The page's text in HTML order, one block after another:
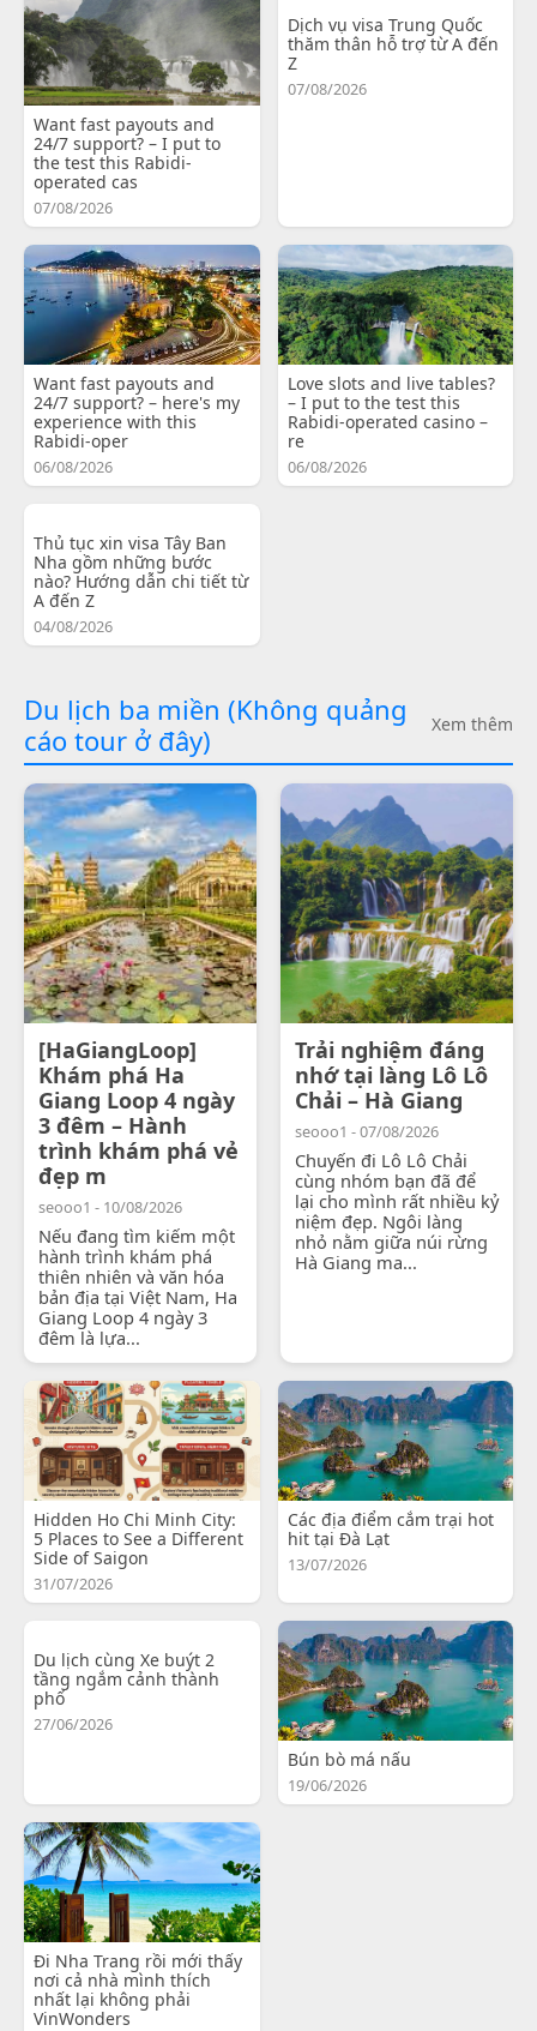
Want fast payouts and
24/7 support? – I put to
the test this Rabidi-
operated cas
07/08/2026
Dịch vụ visa Trung Quốc
thăm thân hỗ trợ từ A đến
Z
07/08/2026
Want fast payouts and
24/7 support? – here's my
experience with this
Rabidi-oper
06/08/2026
Love slots and live tables?
– I put to the test this
Rabidi-operated casino –
re
06/08/2026
Thủ tục xin visa Tây Ban
Nha gồm những bước
nào? Hướng dẫn chi tiết từ
A đến Z
04/08/2026
Du lịch ba miền (Không quảng
cáo tour ở đây)
Xem thêm
[HaGiangLoop]
Khám phá Ha
Giang Loop 4 ngày
3 đêm – Hành
trình khám phá vẻ
đẹp m
seooo1 - 10/08/2026
Nếu đang tìm kiếm một
hành trình khám phá
thiên nhiên và văn hóa
bản địa tại Việt Nam, Ha
Giang Loop 4 ngày 3
đêm là lựa...
Trải nghiệm đáng
nhớ tại làng Lô Lô
Chải – Hà Giang
seooo1 - 07/08/2026
Chuyến đi Lô Lô Chải
cùng nhóm bạn đã để
lại cho mình rất nhiều kỷ
niệm đẹp. Ngôi làng
nhỏ nằm giữa núi rừng
Hà Giang ma...
Hidden Ho Chi Minh City:
5 Places to See a Different
Side of Saigon
31/07/2026
Các địa điểm cắm trại hot
hit tại Đà Lạt
13/07/2026
Du lịch cùng Xe buýt 2
tầng ngắm cảnh thành
phố
27/06/2026
Bún bò má nấu
19/06/2026
Đi Nha Trang rồi mới thấy
nơi cả nhà mình thích
nhất lại không phải
VinWonders